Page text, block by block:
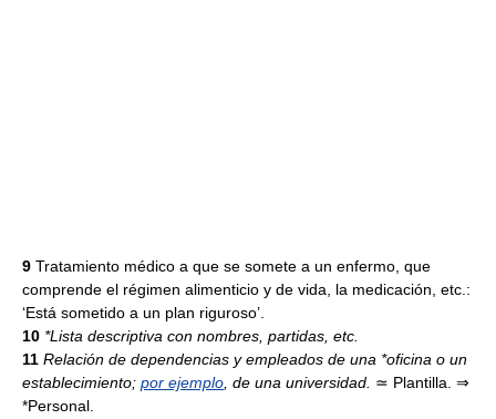
9 Tratamiento médico a que se somete a un enfermo, que
comprende el régimen alimenticio y de vida, la medicación, etc.:
‘Está sometido a un plan riguroso’.
10 *Lista descriptiva con nombres, partidas, etc.
11 Relación de dependencias y empleados de una *oficina o un
establecimiento; por ejemplo , de una universidad. ≃ Plantilla. ⇒
*Personal.